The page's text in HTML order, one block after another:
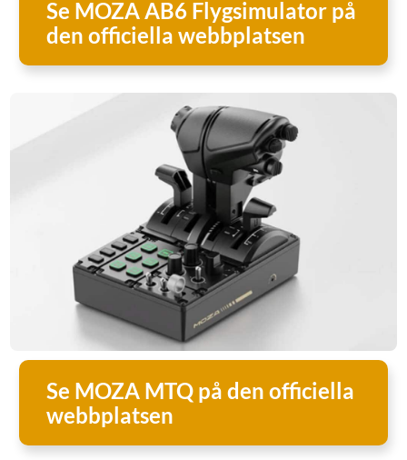
Se MOZA AB6 Flygsimulator på
den officiella webbplatsen
Se MOZA MTQ på den officiella
webbplatsen